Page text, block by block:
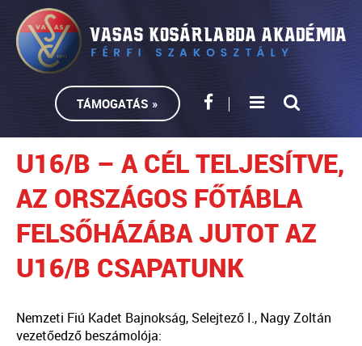
TÁMOGATÁS »
U16/B – A CÉL TELJESÍTVE,
AZ ORSZÁGOS FŐTÁBLA
FELSŐHÁZÁBA JUTOT AZ
U16/B CSAPATUNK
Nemzeti Fiú Kadet Bajnokság, Selejtező I., Nagy Zoltán
vezetőedző beszámolója: